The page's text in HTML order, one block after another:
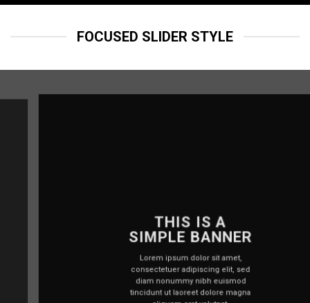
FOCUSED SLIDER STYLE
THIS IS A
SIMPLE BANNER
Lorem ipsum dolor sit amet,
consectetuer adipiscing elit, sed
diam nonummy nibh euismod
tincidunt ut laoreet dolore magna